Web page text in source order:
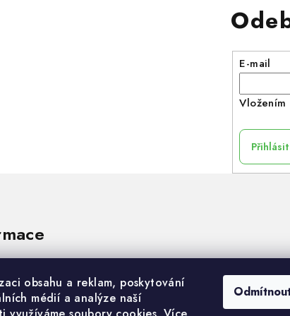
obsahu a reklam, poskytování
médií a analýze naší
E-mail
Vložením